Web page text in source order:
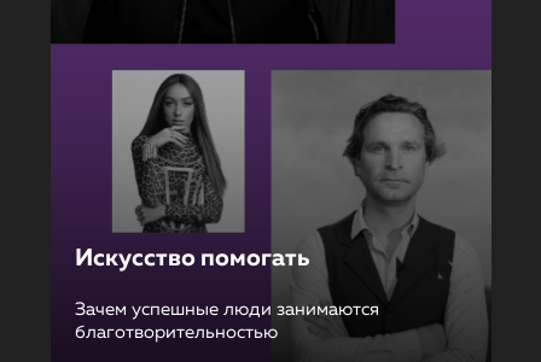
Искусство помогать
Зачем успешные люди занимаются
благотворительностью